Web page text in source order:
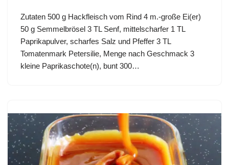
Zutaten 500 g Hackfleisch vom Rind 4 m.-große Ei(er)
50 g Semmelbrösel 3 TL Senf, mittelscharfer 1 TL
Paprikapulver, scharfes Salz und Pfeffer 3 TL
Tomatenmark Petersilie, Menge nach Geschmack 3
kleine Paprikaschote(n), bunt 300…